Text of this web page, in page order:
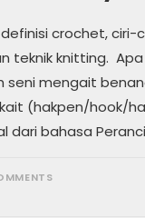
crochet, ciri-
teknik knitting.
seni mengait
(hakpen/hook/
dari bahasa